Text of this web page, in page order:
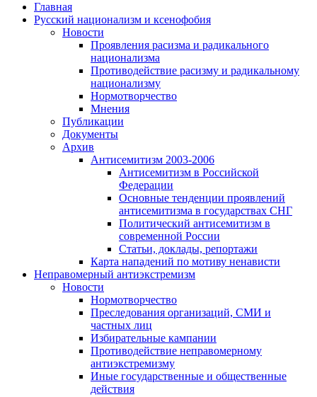
Главная
Русский национализм и ксенофобия
Новости
Проявления расизма и радикального
национализма
Противодействие расизму и радикальному
национализму
Нормотворчество
Мнения
Публикации
Документы
Архив
Антисемитизм 2003-2006
Антисемитизм в Российской
Федерации
Основные тенденции проявлений
антисемитизма в государствах СНГ
Политический антисемитизм в
современной России
Статьи, доклады, репортажи
Карта нападений по мотиву ненависти
Неправомерный антиэкстремизм
Новости
Нормотворчество
Преследования организаций, СМИ и
частных лиц
Избирательные кампании
Противодействие неправомерному
антиэкстремизму
Иные государственные и общественные
действия